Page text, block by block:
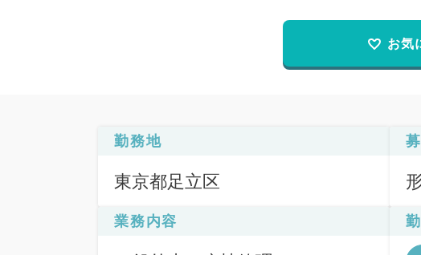
お気
勤務地
東京都足立区
業務内容